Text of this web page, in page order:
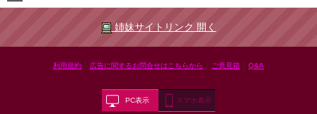
姉妹サイトリンク 開く
利用規約 広告に関するお問合せはこちらから ご意見箱 Q&A
PC表示 スマホ表示